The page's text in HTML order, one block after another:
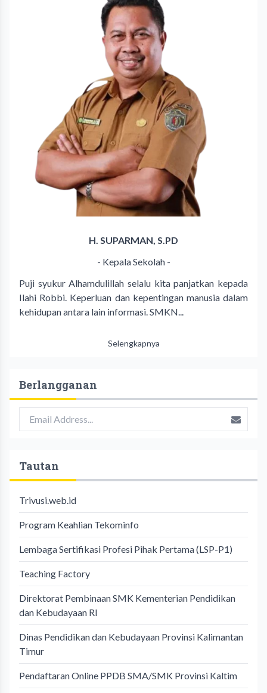
H. SUPARMAN, S.PD
- Kepala Sekolah -
Puji syukur Alhamdulillah selalu kita panjatkan kepada
Ilahi Robbi. Keperluan dan kepentingan manusia dalam
kehidupan antara lain informasi. SMKN...
Selengkapnya
Berlangganan
Tautan
Trivusi.web.id
Program Keahlian Tekominfo
Lembaga Sertifikasi Profesi Pihak Pertama (LSP-P1)
Teaching Factory
Direktorat Pembinaan SMK Kementerian Pendidikan
dan Kebudayaan RI
Dinas Pendidikan dan Kebudayaan Provinsi Kalimantan
Timur
Pendaftaran Online PPDB SMA/SMK Provinsi Kaltim